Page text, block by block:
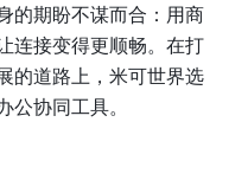
的期盼不谋而合：用商
连接变得更顺畅。在打
的道路上，米可世界选
协同工具。